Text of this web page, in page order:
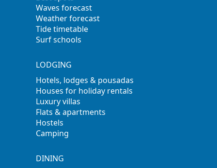
Waves forecast
Weather forecast
Tide timetable
Surf schools
LODGING
Hotels, lodges & pousadas
Houses for holiday rentals
Luxury villas
Flats & apartments
Hostels
Camping
DINING